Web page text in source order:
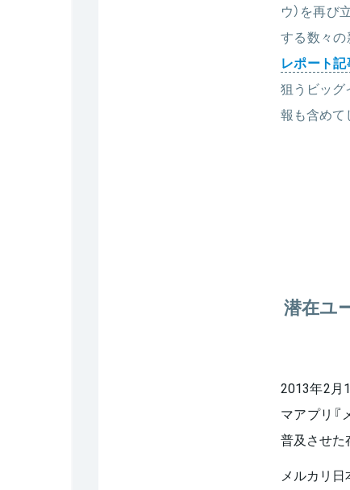
ウ）を再
する数々の
レポート
狙うビッグ
報も含めて
潜在ユ
2013年2月
マアプリ
普及させた
メルカリ